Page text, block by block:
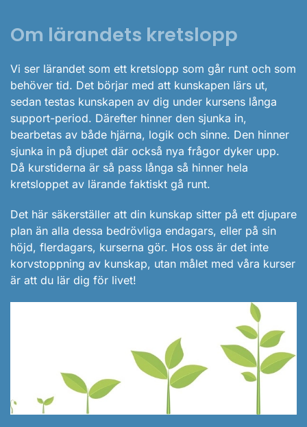
Om lärandets kretslopp
Vi ser lärandet som ett kretslopp som går runt och som
behöver tid. Det börjar med att kunskapen lärs ut,
sedan testas kunskapen av dig under kursens långa
support-period. Därefter hinner den sjunka in,
bearbetas av både hjärna, logik och sinne. Den hinner
sjunka in på djupet där också nya frågor dyker upp.
Då kurstiderna är så pass långa så hinner hela
kretsloppet av lärande faktiskt gå runt.
Det här säkerställer att din kunskap sitter på ett djupare
plan än alla dessa bedrövliga endagars, eller på sin
höjd, flerdagars, kurserna gör. Hos oss är det inte
korvstoppning av kunskap, utan målet med våra kurser
är att du lär dig för livet!